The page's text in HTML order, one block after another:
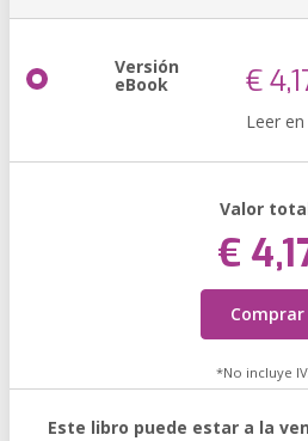
Versión
eBook €
Leer
Valor
€
Comprar
*No incluye
Este libro puede estar a la